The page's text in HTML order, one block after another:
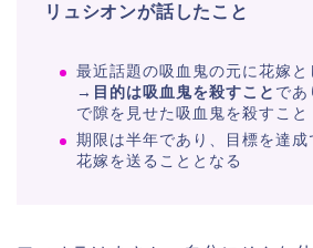
リュシオンが話したこと
最近話題の吸血鬼の元に花嫁
→目的は吸血鬼を殺すこと であ
で隙を見せた吸血鬼を殺すこと
期限は半年であり、目標を達
花嫁を送ることとなる